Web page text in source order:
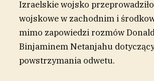
Izraelskie wojsko
wojskowe w zachodnim i
mimo zapowiedzi rozmów
Binjaminem Netanjahu
powstrzymania odwetu.